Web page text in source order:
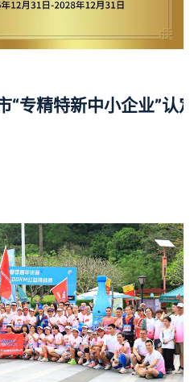
“专精特新中小企业”认